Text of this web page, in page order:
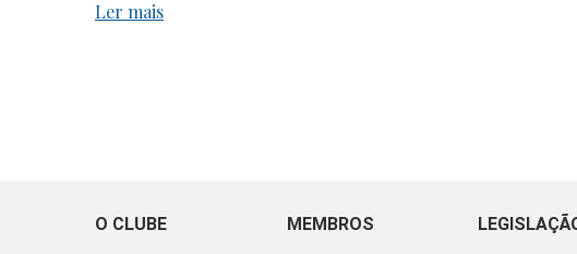
Ler mais
O CLUBE MEMBROS